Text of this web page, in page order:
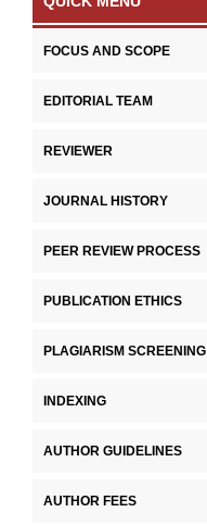
FOCUS AND SCOPE
EDITORIAL TEAM
REVIEWER
JOURNAL HISTORY
PEER REVIEW PROCESS
PUBLICATION ETHICS
PLAGIARISM SCREENING
INDEXING
AUTHOR GUIDELINES
AUTHOR FEES